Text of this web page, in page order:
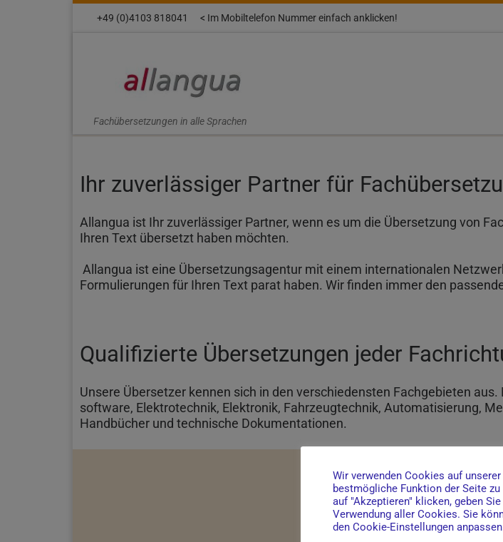
+49 (0)4103 818041 < Im Mobiltelefon Nummer einfach anklicken!
Fachübersetzungen in alle Sprachen
Ihr zuverlässiger Partner für
Allangua ist Ihr zuverlässiger Partner, wenn es um die Übersetzung von
Ihren Text übersetzt haben möchten.
Allangua ist eine Übersetzungsagentur mit einem internationalen
Formulierungen für Ihren Text parat haben. Wir finden immer den
Qualifizierte Übersetzungen jeder
Unsere Übersetzer kennen sich in den verschiedensten Fachgebieten
software, Elektrotechnik, Elektronik, Fahrzeugtechnik, Automatisierung,
Handbücher und technische Dokumentationen.
Wir verwenden Cookies auf
bestmögliche Funktion der Seite
auf "Akzeptieren" klicken, geben
Verwendung aller Cookies. Sie
den Cookie-Einstellungen